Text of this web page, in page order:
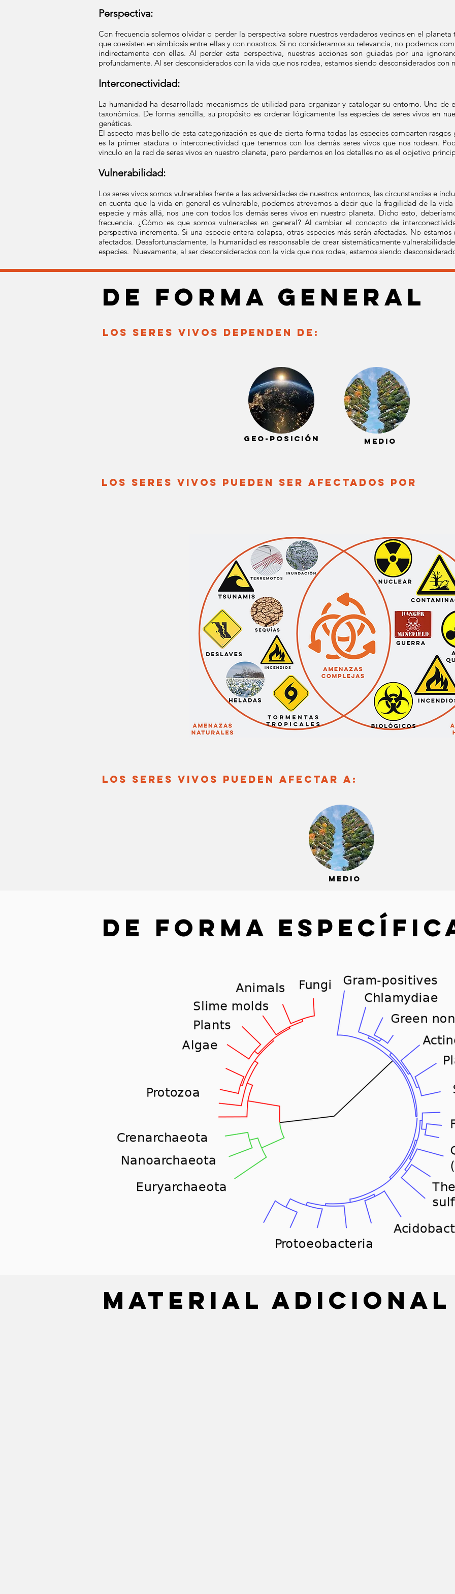
Perspectiva:
Con frecuencia solemos olvidar o perder la perspectiva sobre nuestros verdaderos vecinos en el
que coexisten en simbiosis entre ellas y con nosotros. Si no consideramos su relevancia, no podemos
indirectamente con ellas. Al perder esta perspectiva, nuestras acciones son guiadas por una
profundamente. Al ser desconsiderados con la vida que nos rodea, estamos siendo desconsiderados con
Interconectividad:
La humanidad ha desarrollado mecanismos de utilidad para organizar y catalogar su entorno. Uno de
taxonómica. De forma sencilla, su propósito es ordenar lógicamente las especies de seres vivos en
genéticas.
El aspecto mas bello de esta categorización es que de cierta forma todas las especies comparten
es la primer atadura o interconectividad que tenemos con los demás seres vivos que nos rodean.
vinculo en la red de seres vivos en nuestro planeta, pero perdernos en los detalles no es el objetivo
Vulnerabilidad:
Los seres vivos somos vulnerables frente a las adversidades de nuestros entornos, las circunstancias e
en cuenta que la vida en general es vulnerable, podemos atrevernos a decir que la fragilidad de la
especie y más allá, nos une con todos los demás seres vivos en nuestro planeta. Dicho esto,
frecuencia. ¿Cómo es que somos vulnerables en general? Al cambiar el concepto de
perspectiva incrementa. Si una especie entera colapsa, otras especies más serán afectadas. No
afectados. Desafortunadamente, la humanidad es responsable de crear sistemáticamente
especies. Nuevamente, al ser desconsiderados con la vida que nos rodea, estamos siendo
de forma general
LOS SERES VIVOS dependen de:
GEO-POSICIÓN medio
LOS SERES VIVOS PUEDEN SER AFECTADOS POR
LOS SERES VIVOS pueden afectar a:
medio
de forma
material adicional